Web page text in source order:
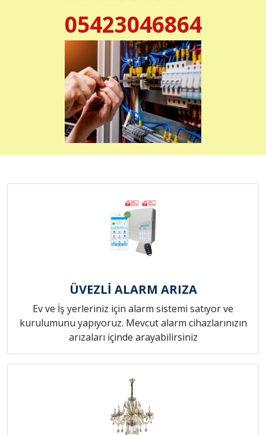
05423046864
ÜVEZLİ ALARM ARIZA
Ev ve İş yerleriniz için alarm sistemi satıyor ve
kurulumunu yapıyoruz. Mevcut alarm cihazlarınızın
arızaları içinde arayabilirsiniz